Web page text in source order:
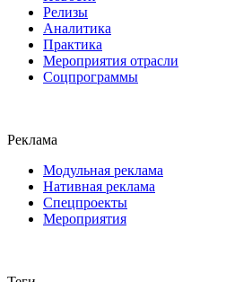
Релизы
Аналитика
Практика
Мероприятия отрасли
Соцпрограммы
Реклама
Модульная реклама
Нативная реклама
Спецпроекты
Мероприятия